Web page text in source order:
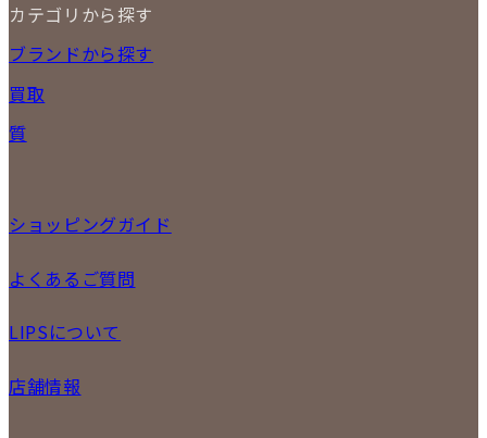
カテゴリから探す
NEW ITEM
時計
小物
ブランドから探す
買取
宅配買取
委託販売
LINE査定
買取実績
質
ショッピングガイド
商品について
お支払いについて
保証について
よくあるご質問
商品について
質について
返品について
LIPSについて
各事業部の紹介
店舗情報